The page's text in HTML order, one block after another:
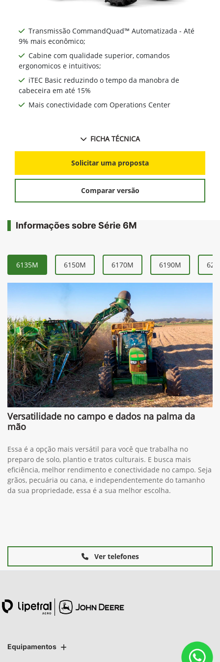
Transmissão CommandQuad™ Automatizada - Até
9% mais econômico;
Cabine com qualidade superior, comandos
ergonomicos e intuitivos;
iTEC Basic reduzindo o tempo da manobra de
cabeceira em até 15%
Mais conectividade com Operations Center
FICHA TÉCNICA
Solicitar uma proposta
Comparar versão
Informações sobre Série 6M
6135M 6150M 6170M 6190M
Versatilidade no campo e dados na palma da
mão
Essa é a opção mais versátil para você que trabalha no
preparo de solo, plantio e tratos culturais. E busca mais
eficiência, melhor rendimento e conectividade no campo. Seja
grãos, pecuária ou cana, e independentemente do tamanho
da sua propriedade, essa é a sua melhor escolha.
Ver telefones
Equipamentos